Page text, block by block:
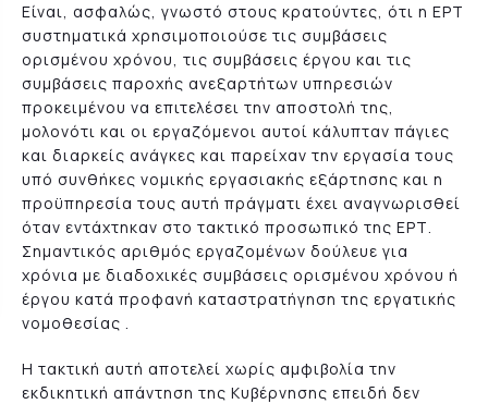
Είναι, ασφαλώς, γνωστό στους κρατούντες, ότι η ΕΡΤ
συστηματικά χρησιμοποιούσε τις συμβάσεις
ορισμένου χρόνου, τις συμβάσεις έργου και τις
συμβάσεις παροχής ανεξαρτήτων υπηρεσιών
προκειμένου να επιτελέσει την αποστολή της,
μολονότι και οι εργαζόμενοι αυτοί κάλυπταν πάγιες
και διαρκείς ανάγκες και παρείχαν την εργασία τους
υπό συνθήκες νομικής εργασιακής εξάρτησης και η
προϋπηρεσία τους αυτή πράγματι έχει αναγνωρισθεί
όταν εντάχτηκαν στο τακτικό προσωπικό της ΕΡΤ.
Σημαντικός αριθμός εργαζομένων δούλευε για
χρόνια με διαδοχικές συμβάσεις ορισμένου χρόνου ή
έργου κατά προφανή καταστρατήγηση της εργατικής
νομοθεσίας .
Η τακτική αυτή αποτελεί χωρίς αμφιβολία την
εκδικητική απάντηση της Κυβέρνησης επειδή δεν